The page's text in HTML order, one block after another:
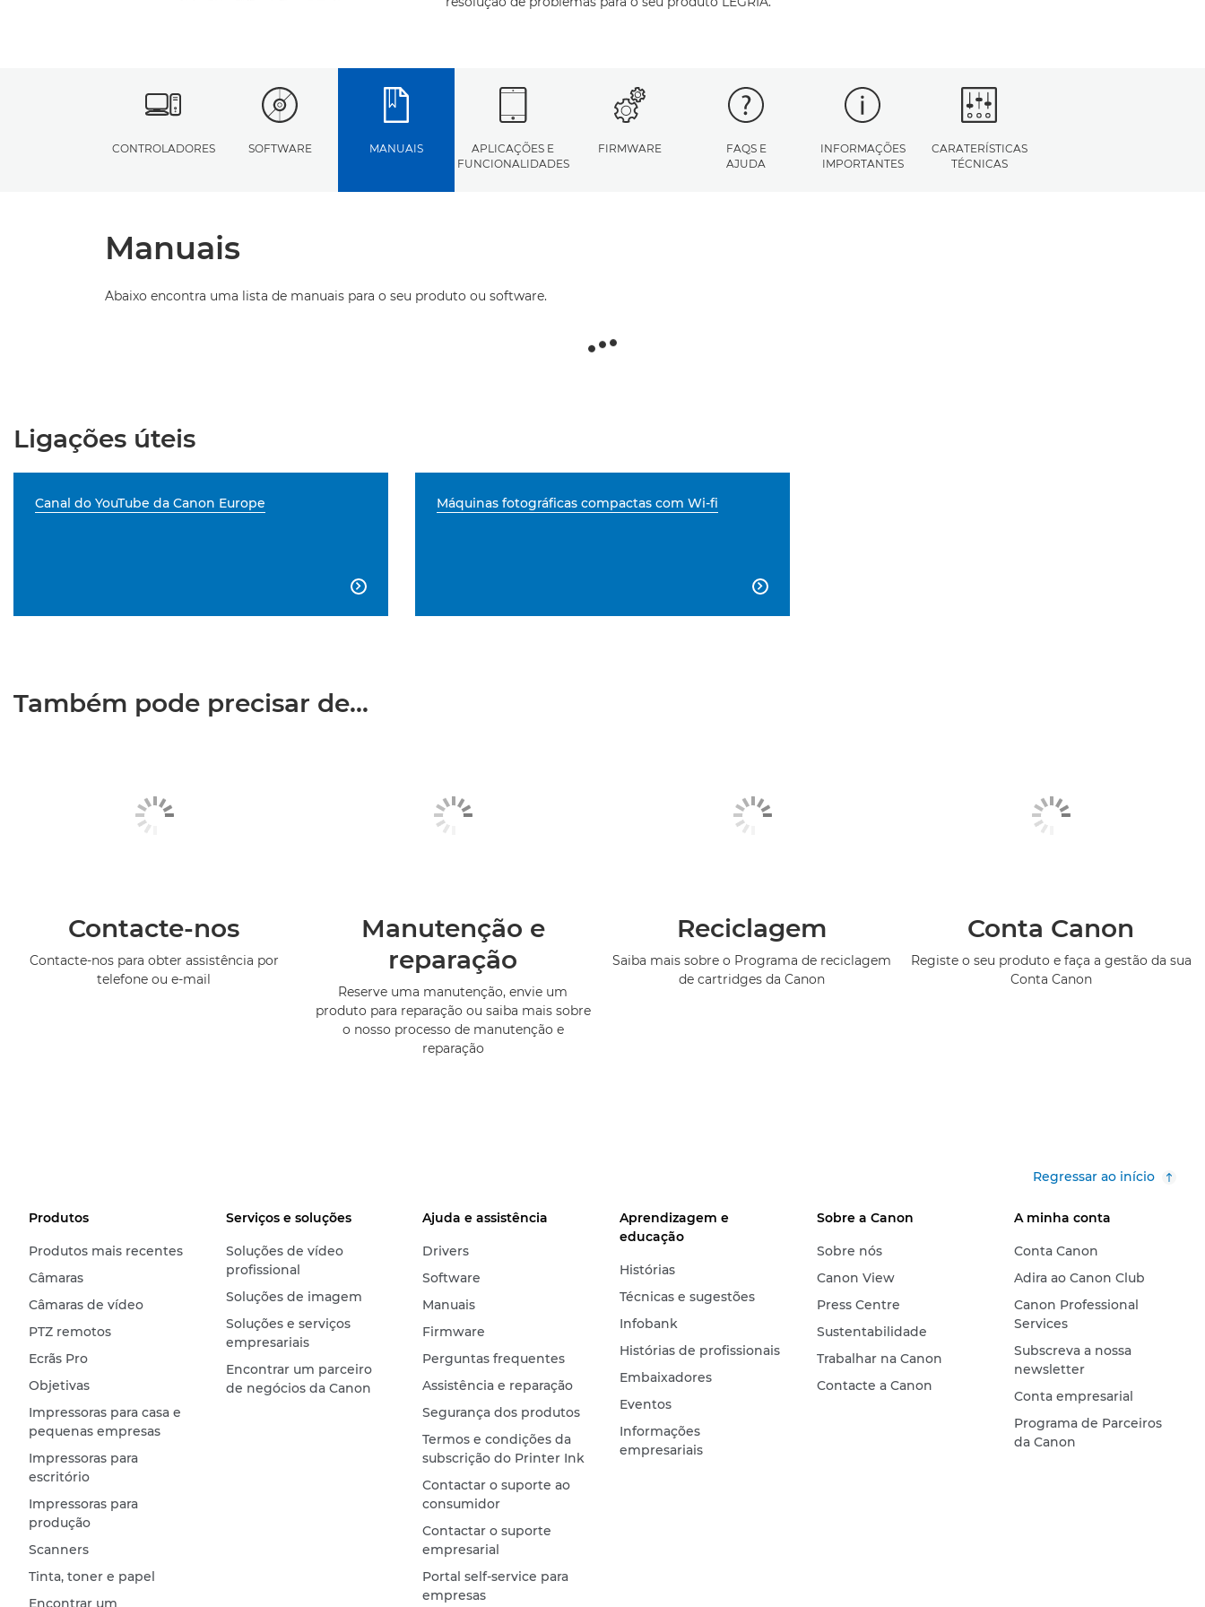
CONTROLADORES SOFTWARE MANUAIS
APLICAÇÕES E
FUNCIONALIDADES
FIRMWARE
FAQS E
AJUDA
INFORMAÇÕES
IMPORTANTES
CARATERÍSTICAS
TÉCNICAS
Manuais
Abaixo encontra uma lista de manuais para o seu produto ou software.
Ligações úteis
Canal do YouTube da Canon Europe

Máquinas fotográficas compactas com Wi-fi

Também pode precisar de...
Contacte-nos
Contacte-nos para obter assistência por
telefone ou e-mail
Manutenção e
reparação
Reserve uma manutenção, envie um
produto para reparação ou saiba mais sobre
o nosso processo de manutenção e
reparação
Reciclagem
Saiba mais sobre o Programa de reciclagem
de cartridges da Canon
Conta Canon
Registe o seu produto e faça a gestão da sua
Conta Canon
Regressar ao início
Produtos
Produtos mais recentes
Câmaras
Câmaras de vídeo
PTZ remotos
Ecrãs Pro
Objetivas
Impressoras para casa e
pequenas empresas
Impressoras para
escritório
Impressoras para
produção
Scanners
Tinta, toner e papel
Encontrar um
Serviços e soluções
Soluções de vídeo
profissional
Soluções de imagem
Soluções e serviços
empresariais
Encontrar um parceiro
de negócios da Canon
Ajuda e assistência
Drivers
Software
Manuais
Firmware
Perguntas frequentes
Assistência e reparação
Segurança dos produtos
Termos e condições da
subscrição do Printer Ink
Contactar o suporte ao
consumidor
Contactar o suporte
empresarial
Portal self-service para
empresas
Aprendizagem e
educação
Histórias
Técnicas e sugestões
Infobank
Histórias de profissionais
Embaixadores
Eventos
Informações
empresariais
Sobre a Canon
Sobre nós
Canon View
Press Centre
Sustentabilidade
Trabalhar na Canon
Contacte a Canon
A minha conta
Conta Canon
Adira ao Canon Club
Canon Professional
Services
Subscreva a nossa
newsletter
Conta empresarial
Programa de Parceiros
da Canon